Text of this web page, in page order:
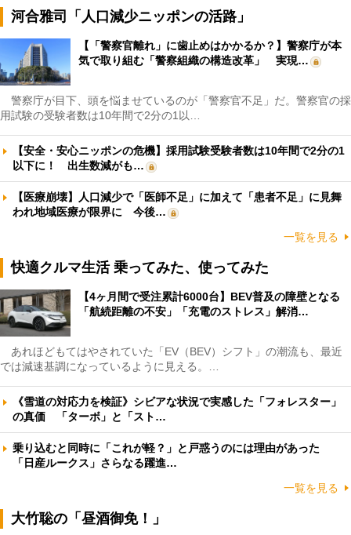
河合雅司「人口減少ニッポンの活路」
【「警察官離れ」に歯止めはかかるか？】警察庁が本
気で取り組む「警察組織の構造改革」 実現…
警察庁が目下、頭を悩ませているのが「警察官不足」だ。警察官の採
用試験の受験者数は10年間で2分の1以…
【安全・安心ニッポンの危機】採用試験受験者数は10年間で2分の1
以下に！ 出生数減がも…
【医療崩壊】人口減少で「医師不足」に加えて「患者不足」に見舞
われ地域医療が限界に 今後…
一覧を見る
快適クルマ生活 乗ってみた、使ってみた
【4ヶ月間で受注累計6000台】BEV普及の障壁となる
「航続距離の不安」「充電のストレス」解消…
あれほどもてはやされていた「EV（BEV）シフト」の潮流も、最近
では減速基調になっているように見える。…
《雪道の対応力を検証》シビアな状況で実感した「フォレスター」
の真価 「ターボ」と「スト…
乗り込むと同時に「これが軽？」と戸惑うのには理由があった
「日産ルークス」さらなる躍進…
一覧を見る
大竹聡の「昼酒御免！」